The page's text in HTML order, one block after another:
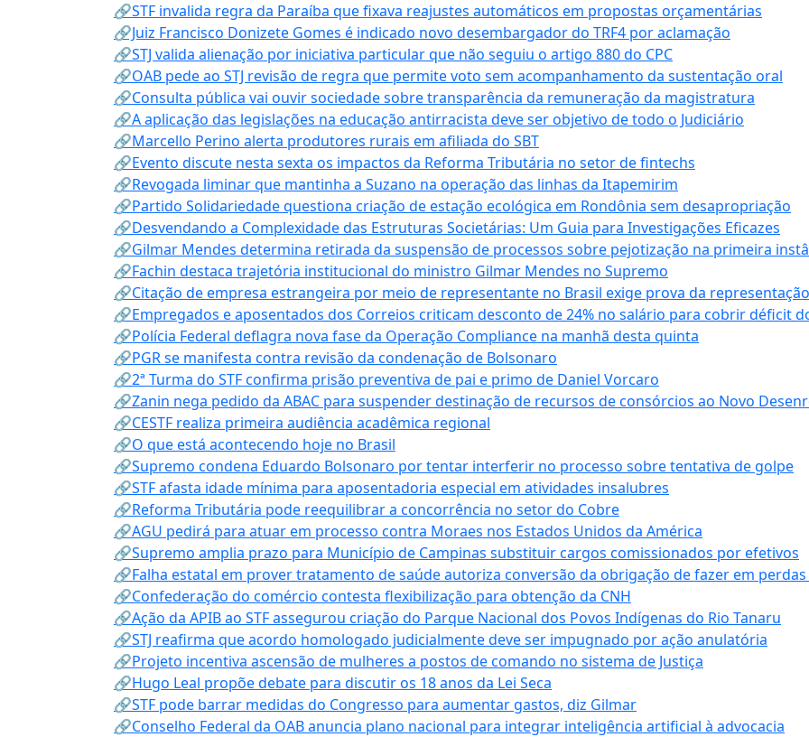
🔗STF invalida regra da Paraíba que fixava reajustes automáticos em propostas orçamentárias
🔗Juiz Francisco Donizete Gomes é indicado novo desembargador do TRF4 por aclamação
🔗STJ valida alienação por iniciativa particular que não seguiu o artigo 880 do CPC
🔗OAB pede ao STJ revisão de regra que permite voto sem acompanhamento da sustentação oral
🔗Consulta pública vai ouvir sociedade sobre transparência da remuneração da magistratura
🔗A aplicação das legislações na educação antirracista deve ser objetivo de todo o Judiciário
🔗Marcello Perino alerta produtores rurais em afiliada do SBT
🔗Evento discute nesta sexta os impactos da Reforma Tributária no setor de fintechs
🔗Revogada liminar que mantinha a Suzano na operação das linhas da Itapemirim
🔗Partido Solidariedade questiona criação de estação ecológica em Rondônia sem desapropriação
🔗Desvendando a Complexidade das Estruturas Societárias: Um Guia para Investigações Eficazes
🔗Gilmar Mendes determina retirada da suspensão de processos sobre pejotização na primeira
🔗Fachin destaca trajetória institucional do ministro Gilmar Mendes no Supremo
🔗Citação de empresa estrangeira por meio de representante no Brasil exige prova da representação
🔗Empregados e aposentados dos Correios criticam desconto de 24% no salário para cobrir déficit
🔗Polícia Federal deflagra nova fase da Operação Compliance na manhã desta quinta
🔗PGR se manifesta contra revisão da condenação de Bolsonaro
🔗2ª Turma do STF confirma prisão preventiva de pai e primo de Daniel Vorcaro
🔗Zanin nega pedido da ABAC para suspender destinação de recursos de consórcios ao Novo
🔗CESTF realiza primeira audiência acadêmica regional
🔗O que está acontecendo hoje no Brasil
🔗Supremo condena Eduardo Bolsonaro por tentar interferir no processo sobre tentativa de golpe
🔗STF afasta idade mínima para aposentadoria especial em atividades insalubres
🔗Reforma Tributária pode reequilibrar a concorrência no setor do Cobre
🔗AGU pedirá para atuar em processo contra Moraes nos Estados Unidos da América
🔗Supremo amplia prazo para Município de Campinas substituir cargos comissionados por efetivos
🔗Falha estatal em prover tratamento de saúde autoriza conversão da obrigação de fazer em perdas
🔗Confederação do comércio contesta flexibilização para obtenção da CNH
🔗Ação da APIB ao STF assegurou criação do Parque Nacional dos Povos Indígenas do Rio Tanaru
🔗STJ reafirma que acordo homologado judicialmente deve ser impugnado por ação anulatória
🔗Projeto incentiva ascensão de mulheres a postos de comando no sistema de Justiça
🔗Hugo Leal propõe debate para discutir os 18 anos da Lei Seca
🔗STF pode barrar medidas do Congresso para aumentar gastos, diz Gilmar
🔗Conselho Federal da OAB anuncia plano nacional para integrar inteligência artificial à advocacia